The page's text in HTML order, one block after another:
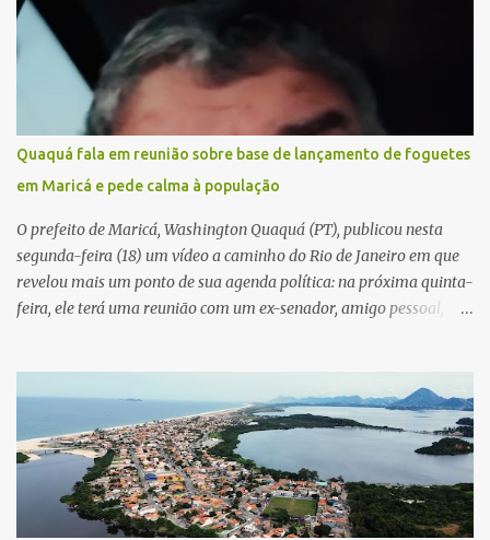
Quaquá fala em reunião sobre base de lançamento de foguetes
em Maricá e pede calma à população
O prefeito de Maricá, Washington Quaquá (PT), publicou nesta
segunda-feira (18) um vídeo a caminho do Rio de Janeiro em que
revelou mais um ponto de sua agenda política: na próxima quinta-
feira, ele terá uma reunião com um ex-senador, amigo pessoal,
atenção pela ousadia do projeto, que colocaria Maricá em um
novo patamar de visibilidade tecnológica e estratégica. Segundo
Quaquá, a conversa será o início de um debate maior sobre a
viabilidade dessa estrutura na cidade. Durante o vídeo, o prefeito
também respondeu às críticas que vem recebendo. Segundo ele,
muitas pessoas estão dizendo que promete muito, mas não estaria